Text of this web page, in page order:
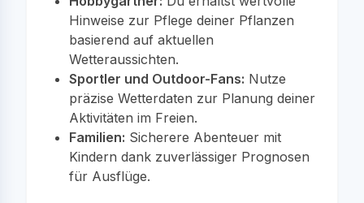
Hinweise zur Pflege deiner Pflanzen
basierend auf aktuellen
Wetteraussichten.
Sportler und Outdoor-Fans: Nutze
präzise Wetterdaten zur Planung deiner
Aktivitäten im Freien.
Familien: Sicherere Abenteuer mit
Kindern dank zuverlässiger Prognosen
für Ausflüge.